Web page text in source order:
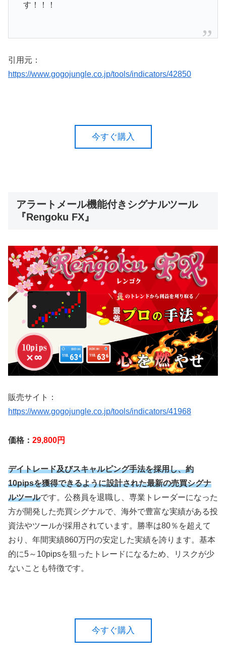
す！！！
引用元：
https://www.gogojungle.co.jp/tools/indicators/42850
今すぐ購入
アラートメール機能付きシグナルツール
『Rengoku FX』
販売サイト：
https://www.gogojungle.co.jp/tools/indicators/41968
価格： 29,800円
デイトレード及びスキャルピング手法を採用し、約
10pipsを獲得できるように設計された最新の売買シグナ
ルツールです。公務員を退職し、専業トレーダーになった
方が開発した売買シグナルで、海外で豊富な実績がある投
資法やツールが採用されています。勝率は80％を超えて
おり、年間実績860万円の安定した実績を誇ります。基本
的に5～10pipsを狙ったトレードになるため、リスクが少
ないことも特徴です。
今すぐ購入